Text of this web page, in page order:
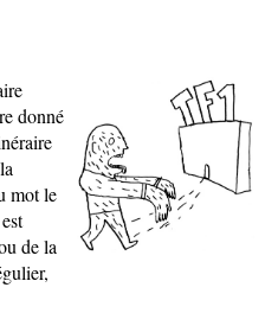
donné
mot le
de la